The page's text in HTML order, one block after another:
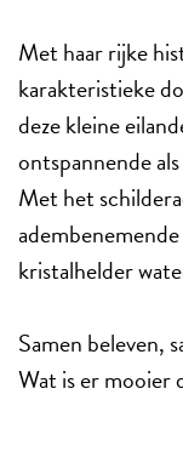
Met haar rijke
karakteristieke
deze kleine
ontspannende
Met het
kristalhelder
Samen beleven,
Wat is er mooier